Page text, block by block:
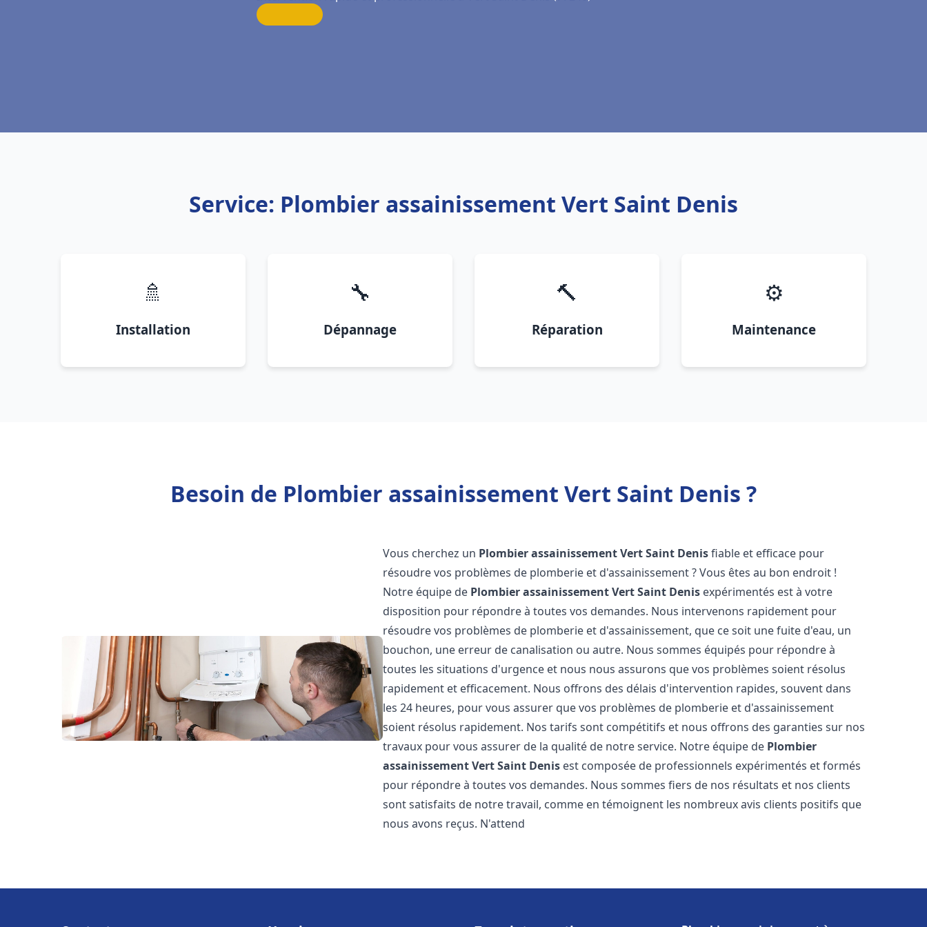
Service: Plombier assainissement Vert Saint Denis
🚿
Installation
🔧
Dépannage
🔨
Réparation
⚙️
Maintenance
Besoin de Plombier assainissement Vert Saint Denis ?
Vous cherchez un Plombier assainissementVert Saint Denisfiable et efficace pour
résoudre vos problèmes de plomberie et d'assainissement ? Vous êtes au bon endroit !
Notre équipe de Plombier assainissementVert Saint Denis expérimentés est à votre
disposition pour répondre à toutes vos demandes. Nous intervenons rapidement pour
résoudre vos problèmes de plomberie et d'assainissement, que ce soit une fuite d'eau, un
bouchon, une erreur de canalisation ou autre. Nous sommes équipés pour répondre à
toutes les situations d'urgence et nous nous assurons que vos problèmes soient résolus
rapidement et efficacement. Nous offrons des délais d'intervention rapides, souvent dans
les 24 heures, pour vous assurer que vos problèmes de plomberie et d'assainissement
soient résolus rapidement. Nos tarifs sont compétitifs et nous offrons des garanties sur nos
travaux pour vous assurer de la qualité de notre service. Notre équipe de Plombier
assainissementVert Saint Denis est composée de professionnels expérimentés et formés
pour répondre à toutes vos demandes. Nous sommes fiers de nos résultats et nos clients
sont satisfaits de notre travail, comme en témoignent les nombreux avis clients positifs que
nous avons reçus. N'attend